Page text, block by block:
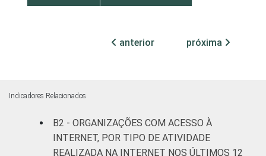
patronais,
33
Educação e
pesquisa
anterior próxima
Indicadores Relacionados
B2 - ORGANIZAÇÕES COM ACESSO À
INTERNET, POR TIPO DE ATIVIDADE
REALIZADA NA INTERNET NOS ÚLTIMOS 12